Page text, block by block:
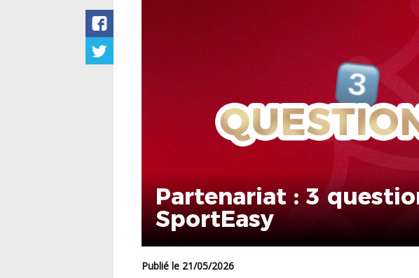
Partenariat : 3
SportEasy
Publié le 21/05/2026